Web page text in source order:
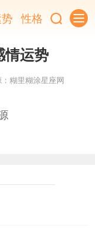
性格
情运势
糊里糊涂星座网